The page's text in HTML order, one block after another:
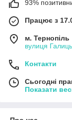
93%
Працює з
м. Тернопіль
вулиця
Контакти
Сьогодні
Показати